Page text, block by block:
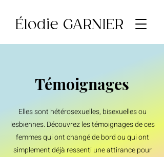
Élodie GARNIER
Témoignages
Elles sont hétérosexuelles, bisexuelles ou
lesbiennes. Découvrez les témoignages de ces
femmes qui ont changé de bord ou qui ont
simplement déjà ressenti une attirance pour